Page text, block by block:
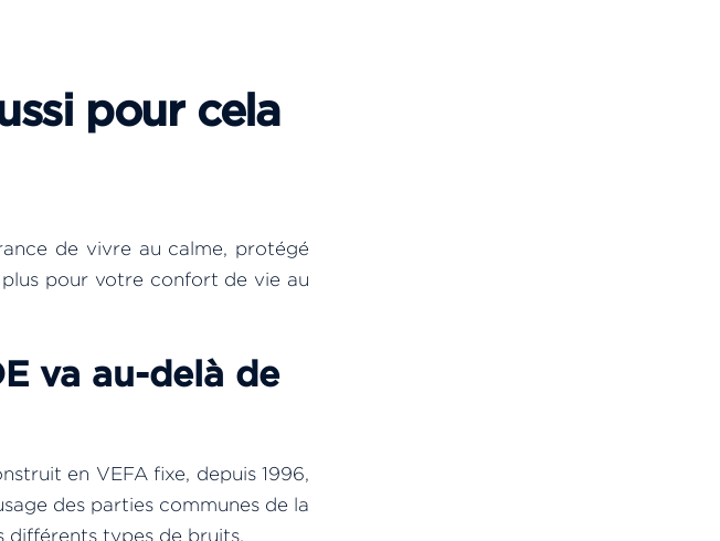
pour cela
de vivre au calme, protégé
pour votre confort de vie au
va au-delà de
en VEFA fixe, depuis 1996,
des parties communes de la
différents types de bruits.